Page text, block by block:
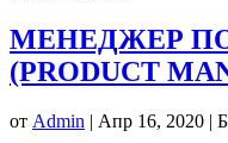
МЕНЕДЖЕР
(PRODUCT
от Admin | Апр 16, 2020 |